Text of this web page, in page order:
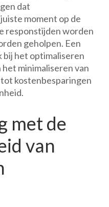
dat
moment op de
responstijden worden
geholpen. Een
het optimaliseren
minimaliseren van
kostenbesparingen
met de
van